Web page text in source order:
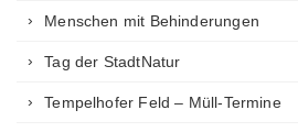
Menschen mit Behinderungen
Tag der StadtNatur
Tempelhofer Feld – Müll-Termine